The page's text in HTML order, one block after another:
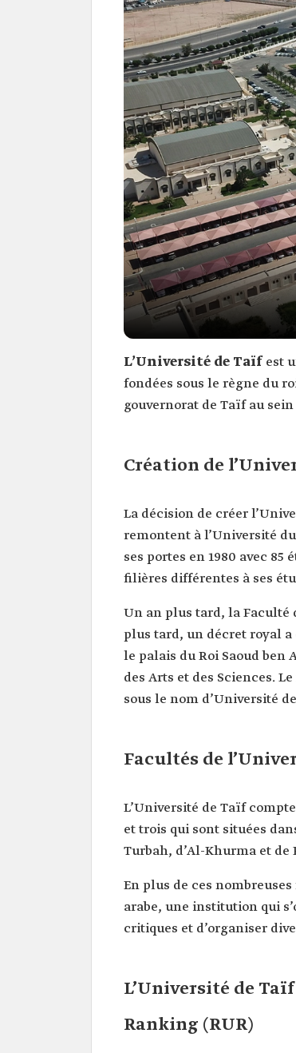
L’Université de Taïfest
fondées sous le règne du
gouvernorat de Taïf au
Création de
La décision de créer
remontent à l’Université
ses portes en 1980 avec
filières différentes à ses
Un an plus tard, la Faculté
plus tard, un décret royal a
le palais du Roi Saoud ben
des Arts et des Sciences.
sous le nom d’Université
Facultés de
L’Université de Taïf
et trois qui sont situées
Turbah, d’Al-Khurma et de
En plus de ces
arabe, une institution qui
critiques et d’organiser
L’Université de
Ranking (RUR)